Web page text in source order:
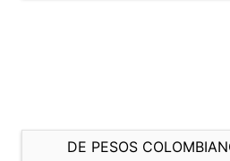
DE PESOS